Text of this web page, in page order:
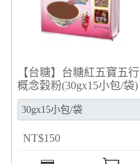
【台糖】台糖紅五寶五行
概念穀粉(30gx15小包/袋)
(9945)
NT$150